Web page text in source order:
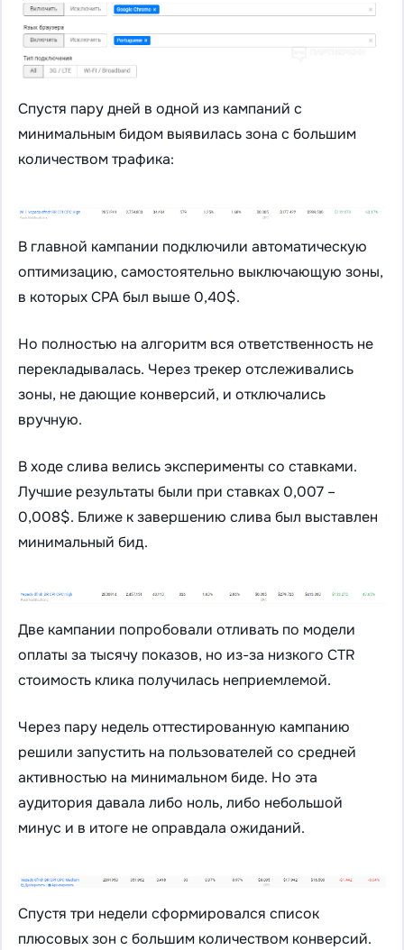
Спустя пару дней в одной из кампаний с
минимальным бидом выявилась зона с большим
количеством трафика:
В главной кампании подключили автоматическую
оптимизацию, самостоятельно выключающую зоны,
в которых CPA был выше 0,40$.
Но полностью на алгоритм вся ответственность не
перекладывалась. Через трекер отслеживались
зоны, не дающие конверсий, и отключались
вручную.
В ходе слива велись эксперименты со ставками.
Лучшие результаты были при ставках 0,007 –
0,008$. Ближе к завершению слива был выставлен
минимальный бид.
Две кампании попробовали отливать по модели
оплаты за тысячу показов, но из-за низкого CTR
стоимость клика получилась неприемлемой.
Через пару недель оттестированную кампанию
решили запустить на пользователей со средней
активностью на минимальном биде. Но эта
аудитория давала либо ноль, либо небольшой
минус и в итоге не оправдала ожиданий.
Спустя три недели сформировался список
плюсовых зон с большим количеством конверсий.